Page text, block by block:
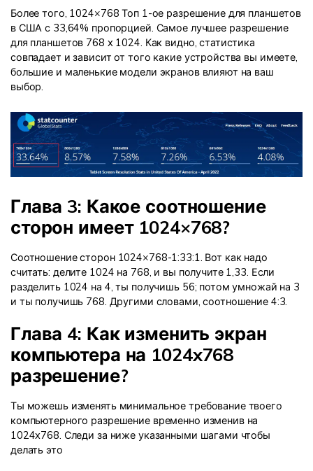
Более того, 1024×768 Топ 1-ое разрешение для планшетов
в США с 33,64% пропорцией. Самое лучшее разрешение
для планшетов 768 x 1024. Как видно, статистика
совпадает и зависит от того какие устройства вы имеете,
большие и маленькие модели экранов влияют на ваш
выбор.
Глава 3: Какое соотношение
сторон имеет 1024×768?
Соотношение сторон 1024×768-1:33:1. Вот как надо
считать: делите 1024 на 768, и вы получите 1,33. Если
разделить 1024 на 4, ты получишь 56; потом умножай на 3
и ты получишь 768. Другими словами, соотношение 4:3.
Глава 4: Как изменить экран
компьютера на 1024x768
разрешение?
Ты можешь изменять минимальное требование твоего
компьютерного разрешение временно изменив на
1024x768. Следи за ниже указанными шагами чтобы
делать это